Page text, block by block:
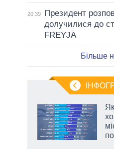
20:39
Президент
долучилися до
FREYJA
Більше